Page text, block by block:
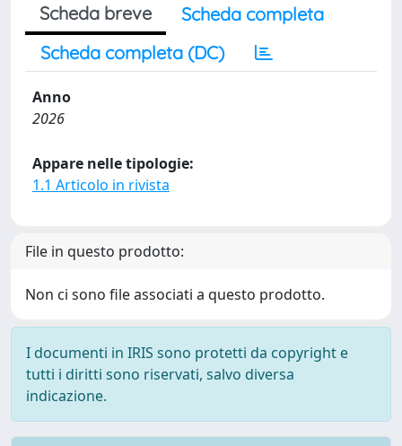
Scheda breve
Scheda completa
Scheda completa (DC)
Anno
2026
Appare nelle tipologie:
1.1 Articolo in rivista
File in questo prodotto:
Non ci sono file associati a questo prodotto.
I documenti in IRIS sono protetti da copyright e
tutti i diritti sono riservati, salvo diversa
indicazione.